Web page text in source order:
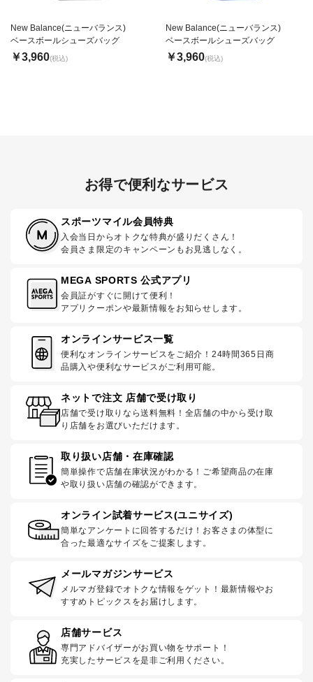
New Balance(ニューバランス)
ベースボールシューズバッグ
￥3,960(税込)
New Balance(ニューバランス)
ベースボールシューズバッグ
￥3,960(税込)
お得で便利なサービス
スポーツマイル会員特典
入会当日からオトクな特典が盛りだくさん！
会員さま限定のキャンペーンもお見逃しなく。
MEGA SPORTS 公式アプリ
会員証がすぐに開けて便利！
アプリクーポンや最新情報をお知らせします。
オンラインサービス一覧
便利なオンラインサービスをご紹介！24時間365日商
品購入や便利なサービスがご利用可能。
ネットで注文 店舗で受け取り
店舗で受け取りなら送料無料！全店舗の中から受け取
り店舗をお選びいただけます。
取り扱い店舗・在庫確認
簡単操作で店舗在庫状況がわかる！ご希望商品の在庫
や取り扱い店舗の確認ができます。
オンライン試着サービス(ユニサイズ)
簡単なアンケートに回答するだけ！お客さまの体型に
合った最適なサイズをご提案します。
メールマガジンサービス
メルマガ登録でオトクな情報をゲット！最新情報やお
すすめトピックスをお届けします。
店舗サービス
専門アドバイザーがお買い物をサポート！
充実したサービスを是非ご利用ください。